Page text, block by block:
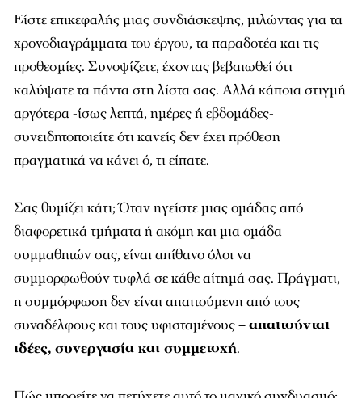
Είστε επικεφαλής μιας συνδιάσκεψης, μιλώντας για τα
χρονοδιαγράμματα του έργου, τα παραδοτέα και τις
προθεσμίες. Συνοψίζετε, έχοντας βεβαιωθεί ότι
καλύψατε τα πάντα στη λίστα σας. Αλλά κάποια στιγμή
αργότερα -ίσως λεπτά, ημέρες ή εβδομάδες-
συνειδητοποιείτε ότι κανείς δεν έχει πρόθεση
πραγματικά να κάνει ό, τι είπατε.
Σας θυμίζει κάτι; Όταν ηγείστε μιας ομάδας από
διαφορετικά τμήματα ή ακόμη και μια ομάδα
συμμαθητών σας, είναι απίθανο όλοι να
συμμορφωθούν τυφλά σε κάθε αίτημά σας. Πράγματι,
η συμμόρφωση δεν είναι απαιτούμενη από τους
συναδέλφους και τους υφισταμένους –απαιτούνται
ιδέες, συνεργασία και συμμετοχή.